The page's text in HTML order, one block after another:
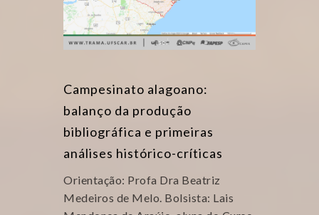
Campesinato alagoano:
balanço da produção
bibliográfica e primeiras
análises histórico-críticas
Orientação: Profa Dra Beatriz
Medeiros de Melo. Bolsista: Lais